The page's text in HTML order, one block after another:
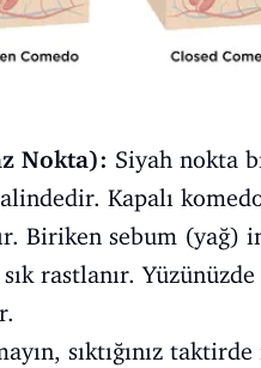
Nokta): Siyah nokta
Kapalı
Biriken sebum (yağ)
rastlanır.
sıktığınız